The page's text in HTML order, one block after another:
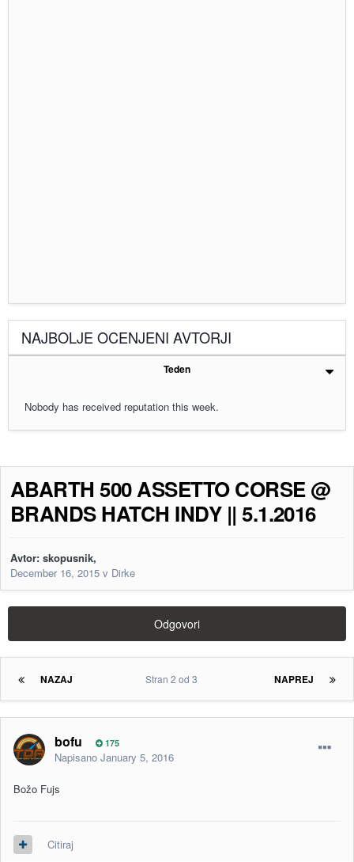
NAJBOLJE OCENJENI AVTORJI
Teden
Nobody has received reputation this week.
ABARTH 500 ASSETTO CORSE @
BRANDS HATCH INDY || 5.1.2016
Avtor: skopusnik,
December 16, 2015 v Dirke
Odgovori
NAZAJ NAPREJ
Stran 2 od 3
bofu 175
Napisano January 5, 2016
Božo Fujs
Citiraj